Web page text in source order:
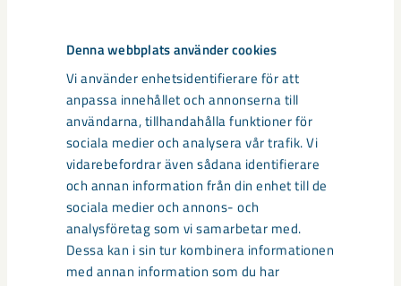
Denna webbplats använder cookies
Vi använder enhetsidentifierare för att
anpassa innehållet och annonserna till
användarna, tillhandahålla funktioner för
sociala medier och analysera vår trafik. Vi
vidarebefordrar även sådana identifierare
och annan information från din enhet till de
sociala medier och annons- och
analysföretag som vi samarbetar med.
Dessa kan i sin tur kombinera informationen
med annan information som du har
den nya industrilokalen som hyrs ut till Duroc Rail AB.
Anläggandet av LKAB:s och Duroc Rails industrilokal utförs
av NYAB på totalentreprenad.
Duroc Rail AB
Duroc Rail är ett helsvenskt bolag där Duroc äger 51% och
LKAB 49%. Tillsammans fortsätter parterna att utveckla
erbjudandet inom underhåll för järnvägshjul och relaterade
komponenter.www.rail.duroc.com